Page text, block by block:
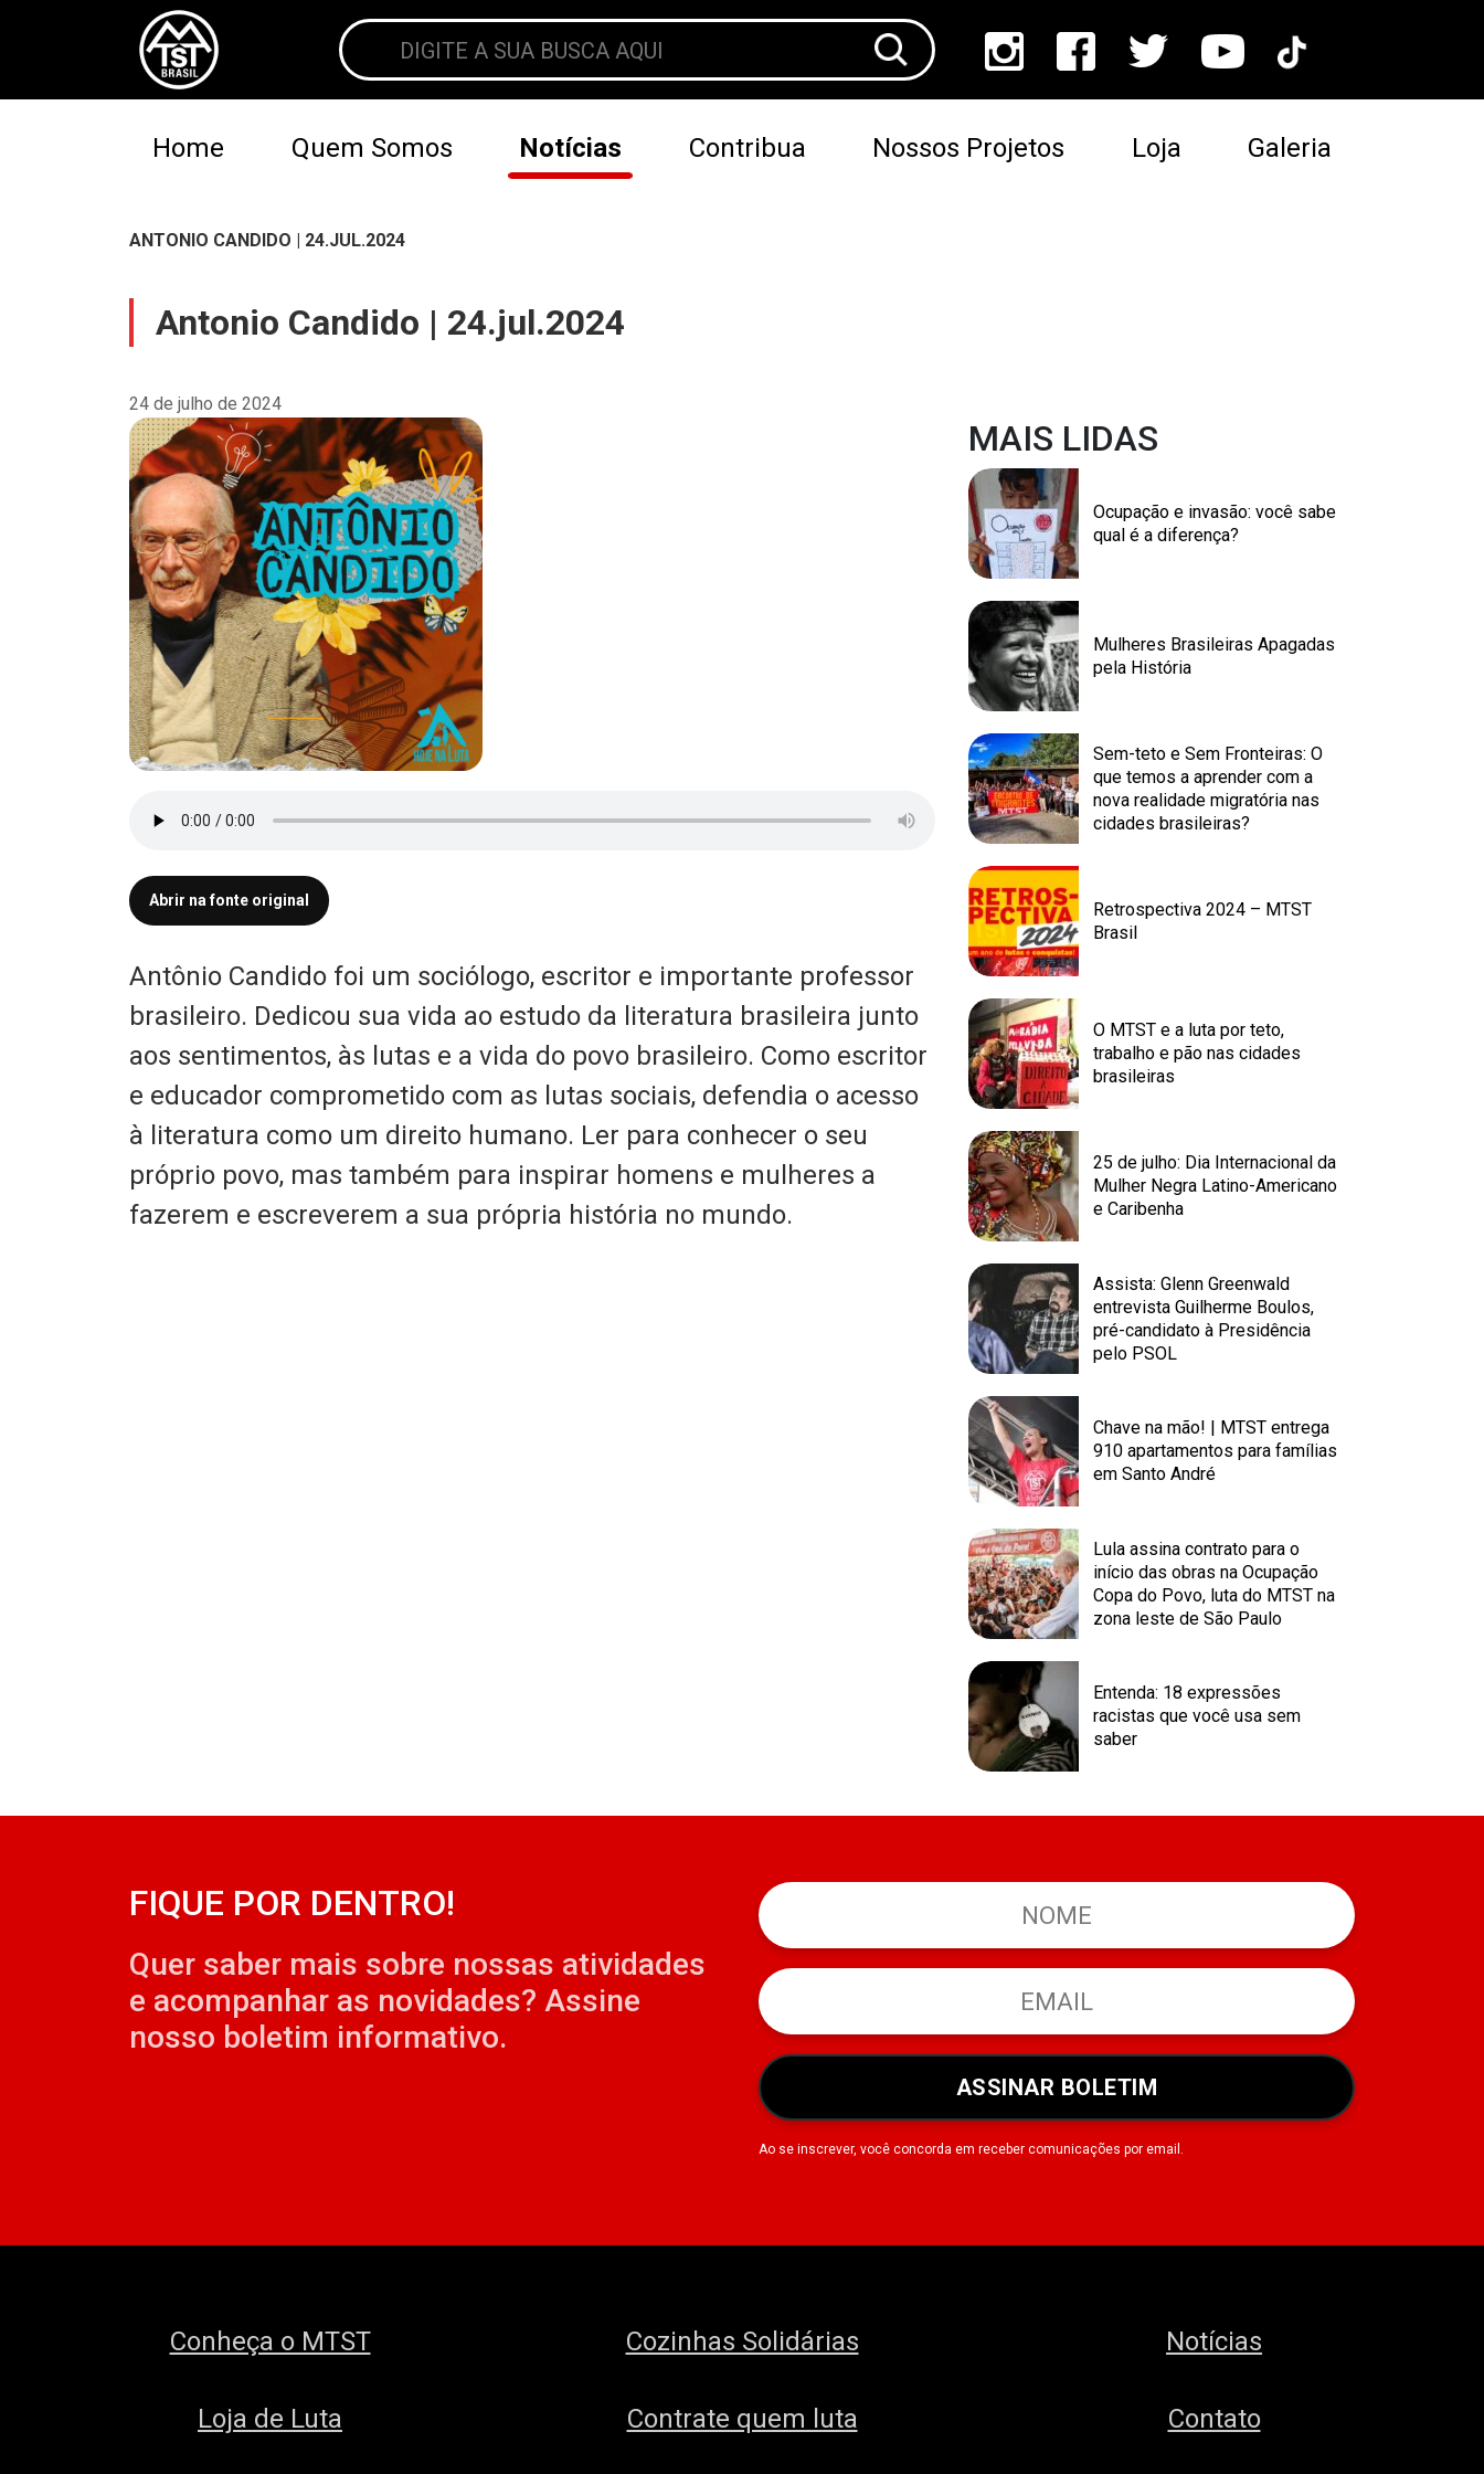
Home Quem Somos Notícias Contribua Nossos Projetos Loja Galeria
ANTONIO CANDIDO | 24.JUL.2024
Antonio Candido | 24.jul.2024
24 de julho de 2024
Abrir na fonte original
Antônio Candido foi um sociólogo, escritor e importante professor
brasileiro. Dedicou sua vida ao estudo da literatura brasileira junto
aos sentimentos, às lutas e a vida do povo brasileiro. Como escritor
e educador comprometido com as lutas sociais, defendia o acesso
à literatura como um direito humano. Ler para conhecer o seu
próprio povo, mas também para inspirar homens e mulheres a
fazerem e escreverem a sua própria história no mundo.
MAIS LIDAS
Ocupação e invasão: você sabe
qual é a diferença?
Mulheres Brasileiras Apagadas
pela História
Sem-teto e Sem Fronteiras: O
que temos a aprender com a
nova realidade migratória nas
cidades brasileiras?
Retrospectiva 2024 – MTST
Brasil
O MTST e a luta por teto,
trabalho e pão nas cidades
brasileiras
25 de julho: Dia Internacional da
Mulher Negra Latino-Americano
e Caribenha
Assista: Glenn Greenwald
entrevista Guilherme Boulos,
pré-candidato à Presidência
pelo PSOL
Chave na mão! | MTST entrega
910 apartamentos para famílias
em Santo André
Lula assina contrato para o
início das obras na Ocupação
Copa do Povo, luta do MTST na
zona leste de São Paulo
Entenda: 18 expressões
racistas que você usa sem
saber
FIQUE POR DENTRO!
Quer saber mais sobre nossas atividades
e acompanhar as novidades? Assine
nosso boletim informativo.
ASSINAR BOLETIM
Ao se inscrever, você concorda em receber comunicações por email.
Conheça o MTST
Loja de Luta
Cozinhas Solidárias
Contrate quem luta
Notícias
Contato